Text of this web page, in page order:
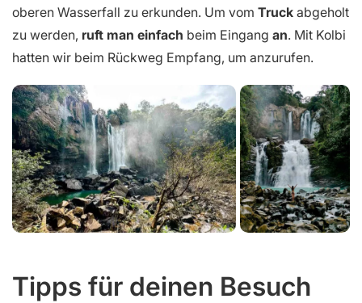
oberen Wasserfall zu erkunden. Um vom Truck abgeholt
zu werden, ruft man einfach beim Eingang an. Mit Kolbi
hatten wir beim Rückweg Empfang, um anzurufen.
Tipps für deinen Besuch